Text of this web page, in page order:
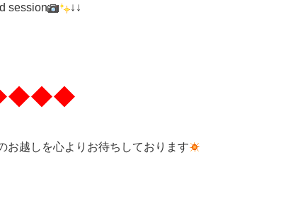
session ↓↓
お越しを心よりお待ちしております